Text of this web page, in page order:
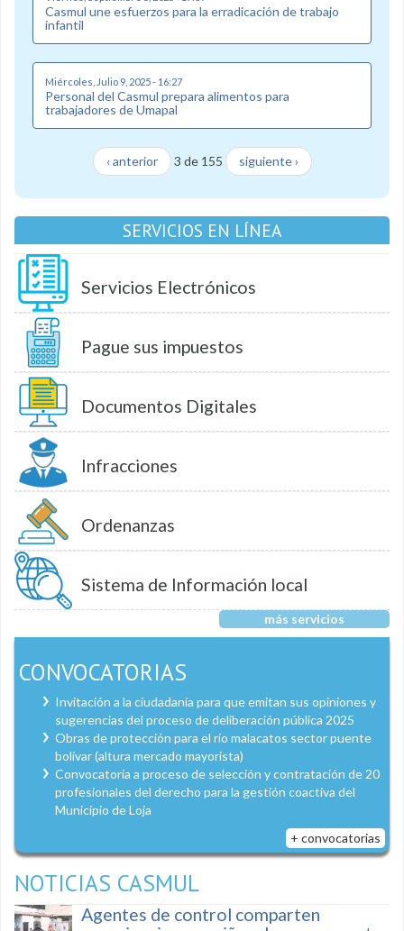
Casmul une esfuerzos para la erradicación de trabajo
infantil
Miércoles, Julio 9, 2025 - 16:27
Personal del Casmul prepara alimentos para
trabajadores de Umapal
‹ anterior 3 de 155 siguiente ›
SERVICIOS EN LÍNEA
Servicios Electrónicos
Pague sus impuestos
Documentos Digitales
Infracciones
Ordenanzas
Sistema de Información local
más servicios
CONVOCATORIAS
Invitación a la ciudadanía para que emitan sus opiniones y
sugerencias del proceso de deliberación pública 2025
Obras de protección para el río malacatos sector puente
bolívar (altura mercado mayorista)
Convocatoria a proceso de selección y contratación de 20
profesionales del derecho para la gestión coactiva del
Municipio de Loja
+ convocatorias
NOTICIAS CASMUL
Agentes de control comparten